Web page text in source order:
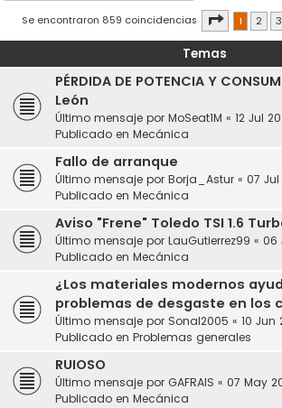
Se encontraron 859 coincidencias Página de
1 2 3
Temas
PÉRDIDA DE POTENCIA Y
León
Último mensaje por MoSeat1M « 12 Jul
Publicado en Mecánica
Fallo de arranque
Último mensaje por Borja_Astur « 07 Jul
Publicado en Mecánica
Aviso "Frene" Toledo TSI 1.6
Último mensaje por LauGutierrez99 « 06
Publicado en Mecánica
¿Los materiales modernos
problemas de desgaste en los
Último mensaje por Sonal2005 « 10 Jun
Publicado en Problemas generales
RUIOSO
Último mensaje por GAFRAIS « 07 May
Publicado en Mecánica